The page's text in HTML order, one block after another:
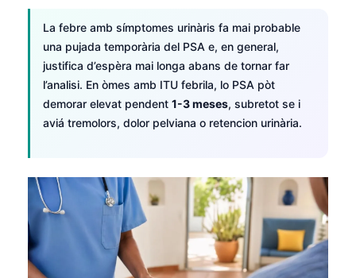
La febre amb símptomes urinàris fa mai probable
una pujada temporària del PSA e, en general,
justifica d’espèra mai longa abans de tornar far
l’analisi. En òmes amb ITU febrila, lo PSA pòt
demorar elevat pendent 1-3 meses, subretot se i
aviá tremolors, dolor pelviana o retencion urinària.